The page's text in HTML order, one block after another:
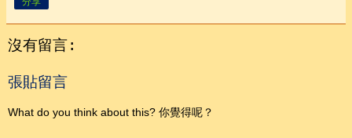
沒有留言:
張貼留言
What do you think about this? 你覺得呢？